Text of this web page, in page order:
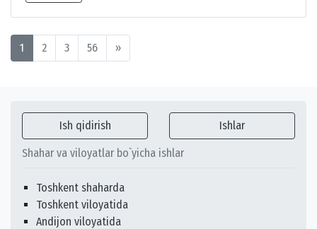
1 2 3 56 »
Ish qidirish Ishlar
Shahar va viloyatlar bo`yicha ishlar
Toshkent shaharda
Toshkent viloyatida
Andijon viloyatida